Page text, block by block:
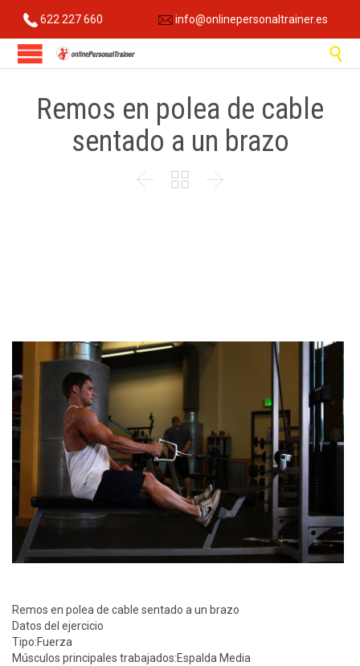
622 227 660 info@onlinepersonaltrainer.es

Remos en polea de cable
sentado a un brazo
  
Remos en polea de cable sentado a un brazo
Datos del ejercicio
Tipo:Fuerza
Músculos principales trabajados:Espalda Media